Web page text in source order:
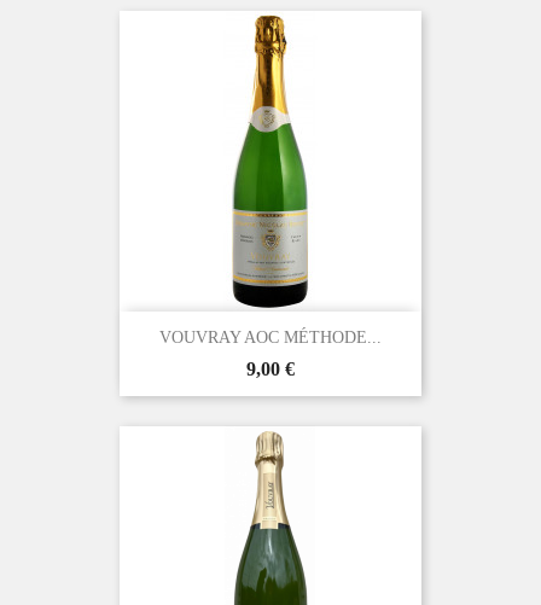
VOUVRAY AOC MÉTHODE...
Prix
9,00 €